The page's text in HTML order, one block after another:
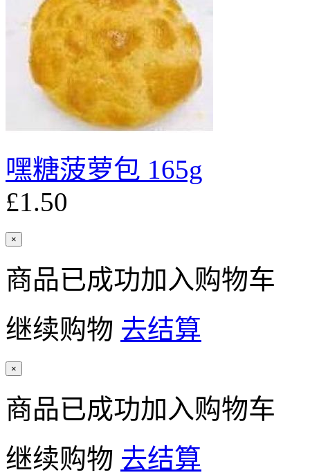
嘿糖菠萝包 165g
£1.50
×
商品已成功加入购物车
继续购物 去结算
×
商品已成功加入购物车
继续购物 去结算